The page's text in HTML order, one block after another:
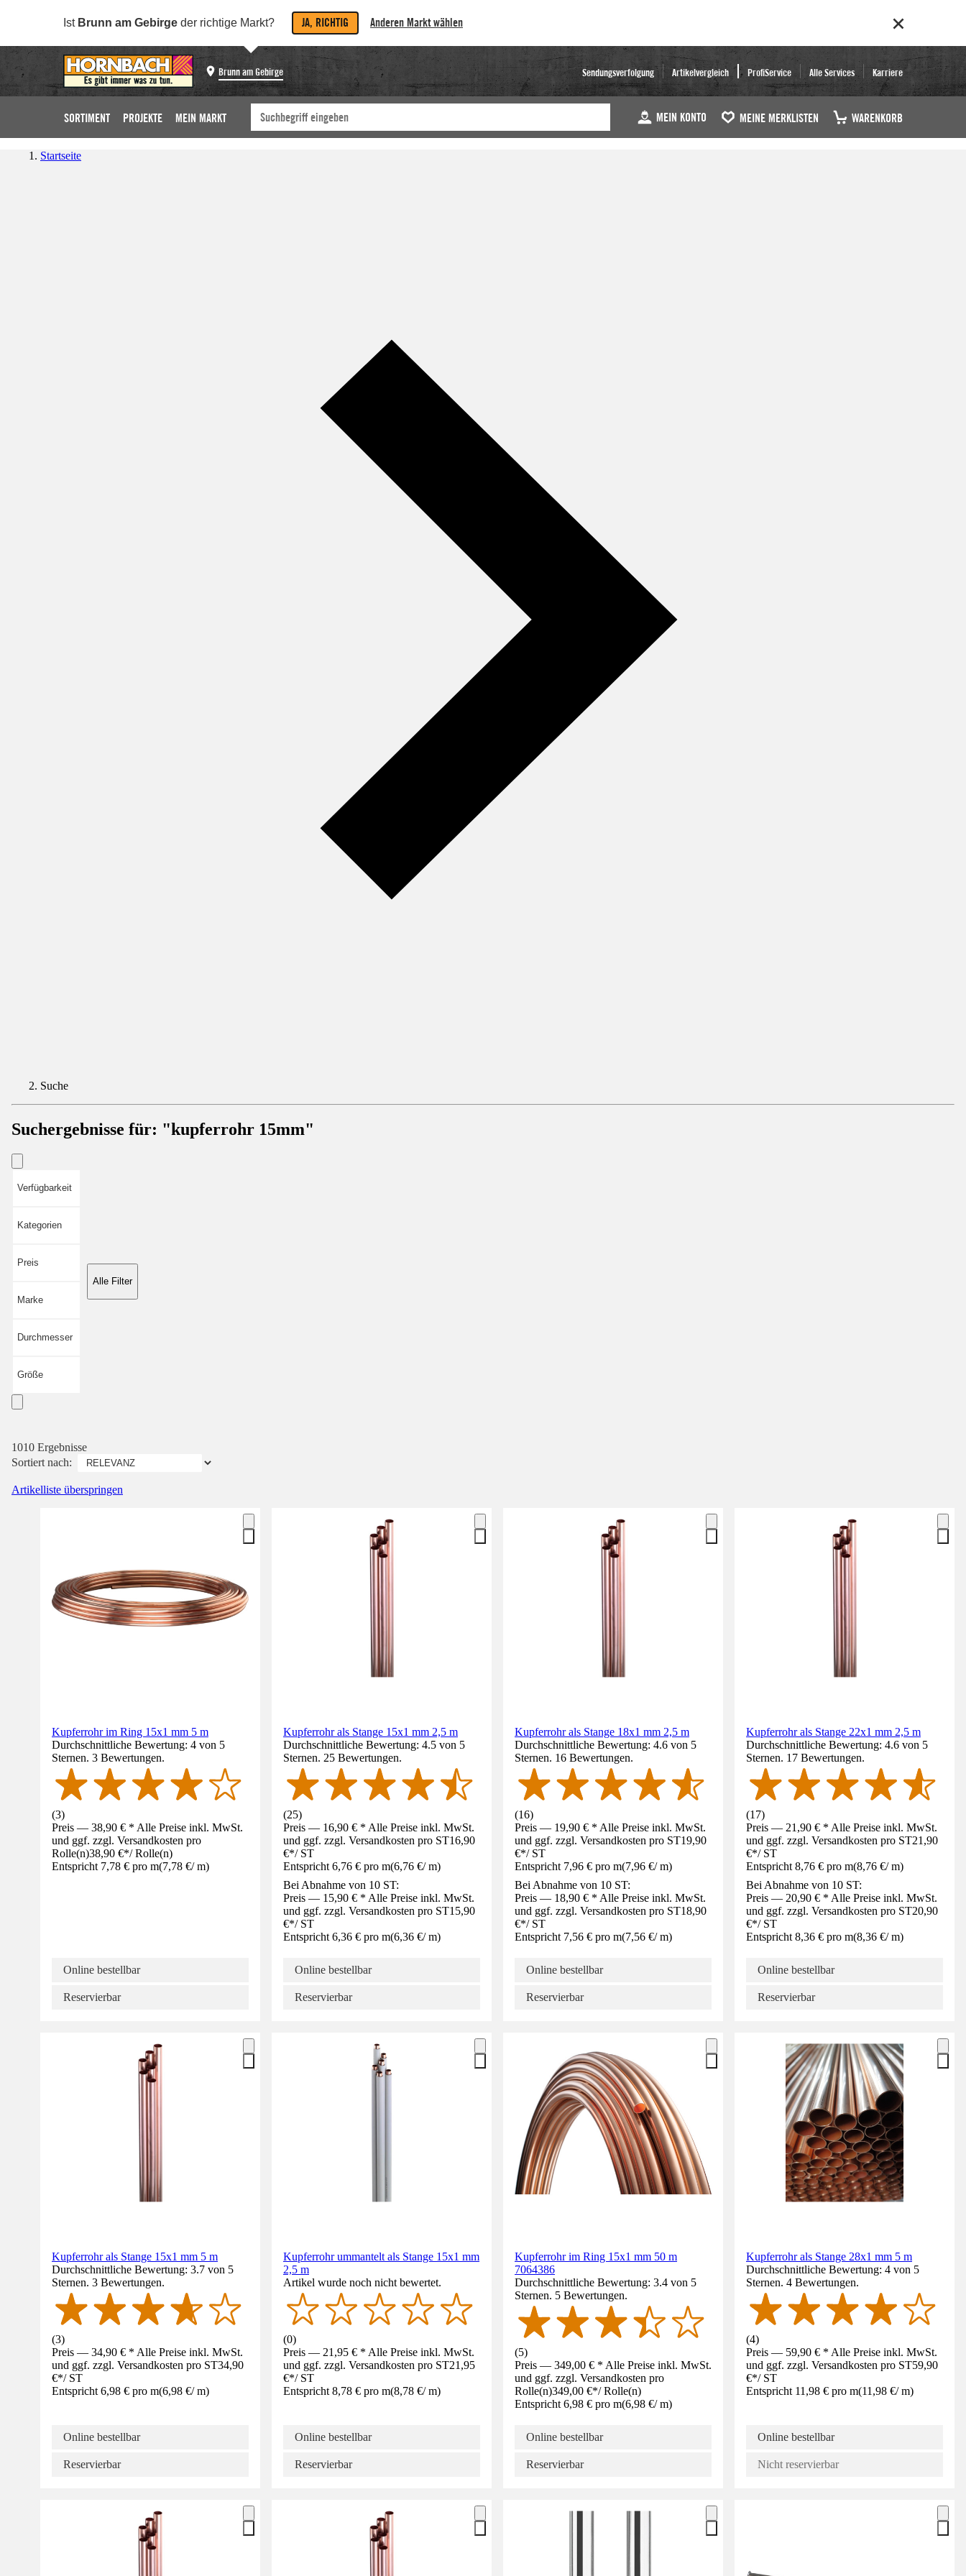
Ist Brunn am Gebirge der richtige Markt? JA, RICHTIG Anderen Markt wählen
Brunn am Gebirge Sendungsverfolgung Artikelvergleich ProfiService Alle Services Karriere
SORTIMENT PROJEKTE MEIN MARKT MEIN KONTO MEINE MERKLISTEN WARENKORB
Startseite
Suche
Suchergebnisse für: "kupferrohr 15mm"
Verfügbarkeit
Kategorien
Preis
Marke
Durchmesser
Größe
Alle Filter
1010 Ergebnisse
Sortiert nach:
Artikelliste überspringen
Kupferrohr im Ring 15x1 mm 5 m
Durchschnittliche Bewertung: 4 von 5
Sternen. 3 Bewertungen.
(3)
Preis — 38,90 € * Alle Preise inkl. MwSt.
und ggf. zzgl. Versandkosten pro
Rolle(n)38,90 €*/ Rolle(n)
Entspricht 7,78 € pro m(7,78 €/ m)
Online bestellbar
Reservierbar
Kupferrohr als Stange 15x1 mm 2,5 m
Durchschnittliche Bewertung: 4.5 von 5
Sternen. 25 Bewertungen.
(25)
Preis — 16,90 € * Alle Preise inkl. MwSt.
und ggf. zzgl. Versandkosten pro ST16,90
€*/ ST
Entspricht 6,76 € pro m(6,76 €/ m)
Bei Abnahme von 10 ST:
Preis — 15,90 € * Alle Preise inkl. MwSt.
und ggf. zzgl. Versandkosten pro ST15,90
€*/ ST
Entspricht 6,36 € pro m(6,36 €/ m)
Online bestellbar
Reservierbar
Kupferrohr als Stange 18x1 mm 2,5 m
Durchschnittliche Bewertung: 4.6 von 5
Sternen. 16 Bewertungen.
(16)
Preis — 19,90 € * Alle Preise inkl. MwSt.
und ggf. zzgl. Versandkosten pro ST19,90
€*/ ST
Entspricht 7,96 € pro m(7,96 €/ m)
Bei Abnahme von 10 ST:
Preis — 18,90 € * Alle Preise inkl. MwSt.
und ggf. zzgl. Versandkosten pro ST18,90
€*/ ST
Entspricht 7,56 € pro m(7,56 €/ m)
Online bestellbar
Reservierbar
Kupferrohr als Stange 22x1 mm 2,5 m
Durchschnittliche Bewertung: 4.6 von 5
Sternen. 17 Bewertungen.
(17)
Preis — 21,90 € * Alle Preise inkl. MwSt.
und ggf. zzgl. Versandkosten pro ST21,90
€*/ ST
Entspricht 8,76 € pro m(8,76 €/ m)
Bei Abnahme von 10 ST:
Preis — 20,90 € * Alle Preise inkl. MwSt.
und ggf. zzgl. Versandkosten pro ST20,90
€*/ ST
Entspricht 8,36 € pro m(8,36 €/ m)
Online bestellbar
Reservierbar
Kupferrohr als Stange 15x1 mm 5 m
Durchschnittliche Bewertung: 3.7 von 5
Sternen. 3 Bewertungen.
(3)
Preis — 34,90 € * Alle Preise inkl. MwSt.
und ggf. zzgl. Versandkosten pro ST34,90
€*/ ST
Entspricht 6,98 € pro m(6,98 €/ m)
Online bestellbar
Reservierbar
Kupferrohr ummantelt als Stange 15x1 mm
2,5 m
Artikel wurde noch nicht bewertet.
(0)
Preis — 21,95 € * Alle Preise inkl. MwSt.
und ggf. zzgl. Versandkosten pro ST21,95
€*/ ST
Entspricht 8,78 € pro m(8,78 €/ m)
Online bestellbar
Reservierbar
Kupferrohr im Ring 15x1 mm 50 m
7064386
Durchschnittliche Bewertung: 3.4 von 5
Sternen. 5 Bewertungen.
(5)
Preis — 349,00 € * Alle Preise inkl. MwSt.
und ggf. zzgl. Versandkosten pro
Rolle(n)349,00 €*/ Rolle(n)
Entspricht 6,98 € pro m(6,98 €/ m)
Online bestellbar
Reservierbar
Kupferrohr als Stange 28x1 mm 5 m
Durchschnittliche Bewertung: 4 von 5
Sternen. 4 Bewertungen.
(4)
Preis — 59,90 € * Alle Preise inkl. MwSt.
und ggf. zzgl. Versandkosten pro ST59,90
€*/ ST
Entspricht 11,98 € pro m(11,98 €/ m)
Online bestellbar
Nicht reservierbar